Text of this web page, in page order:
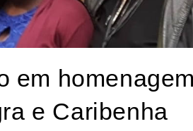
em
e Caribenha